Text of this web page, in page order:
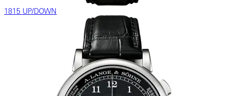
1815 UP/DOWN